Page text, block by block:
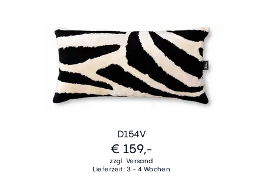
D154V
€ 159,-
zzgl. Versand
Lieferzeit: 3 - 4 Wochen